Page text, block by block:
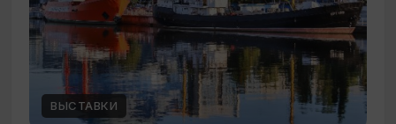
ВЫСТАВКИ